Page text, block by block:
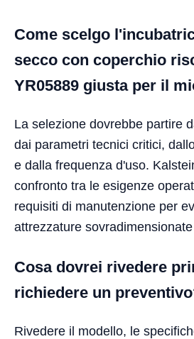
Come scelgo
secco con coperchio
YR05889 giusta per il
La selezione dovrebbe partire
dai parametri tecnici critici,
e dalla frequenza d'uso.
confronto tra le esigenze
requisiti di manutenzione per
attrezzature
Cosa dovrei rivedere
richiedere un
Rivedere il modello, le